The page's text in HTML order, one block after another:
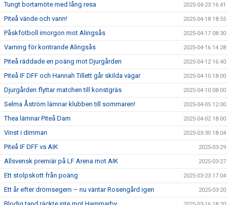
Tungt bortamöte med lång resa 2025-04-23 16:41
Piteå vände och vann! 2025-04-18 18:55
Påskfotboll imorgon mot Alingsås 2025-04-17 08:30
Varning för kontrande Alingsås 2025-04-16 14:28
Piteå räddade en poäng mot Djurgården 2025-04-12 16:40
Piteå IF DFF och Hannah Tillett går skilda vägar 2025-04-10 18:00
Djurgården flyttar matchen till konstgräs 2025-04-10 08:00
Selma Åström lämnar klubben till sommaren! 2025-04-05 12:00
Thea lämnar Piteå Dam 2025-04-02 18:00
Vinst i dimman 2025-03-30 18:04
Piteå IF DFF vs AIK 2025-03-29
Allsvensk premiär på LF Arena mot AIK 2025-03-27
Ett stolpskott från poäng 2025-03-23 17:04
Ett år efter drömsegern – nu väntar Rosengård igen 2025-03-20